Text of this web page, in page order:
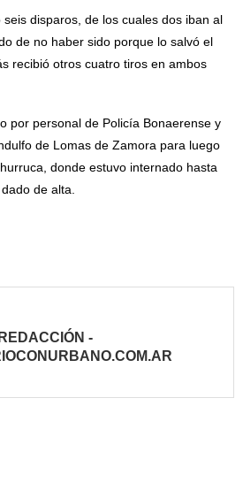
disparos, de los cuales dos iban al
de no haber sido porque lo salvó el
recibió otros cuatro tiros en ambos
por personal de Policía Bonaerense y
de Lomas de Zamora para luego
donde estuvo internado hasta
de alta.
REDACCIÓN -